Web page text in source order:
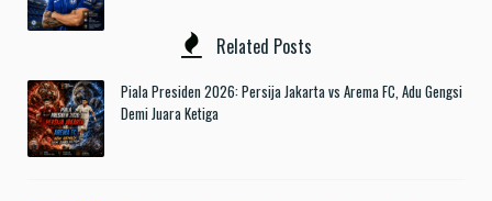
Related Posts
Piala Presiden 2026: Persija Jakarta vs Arema FC, Adu Gengsi
Demi Juara Ketiga